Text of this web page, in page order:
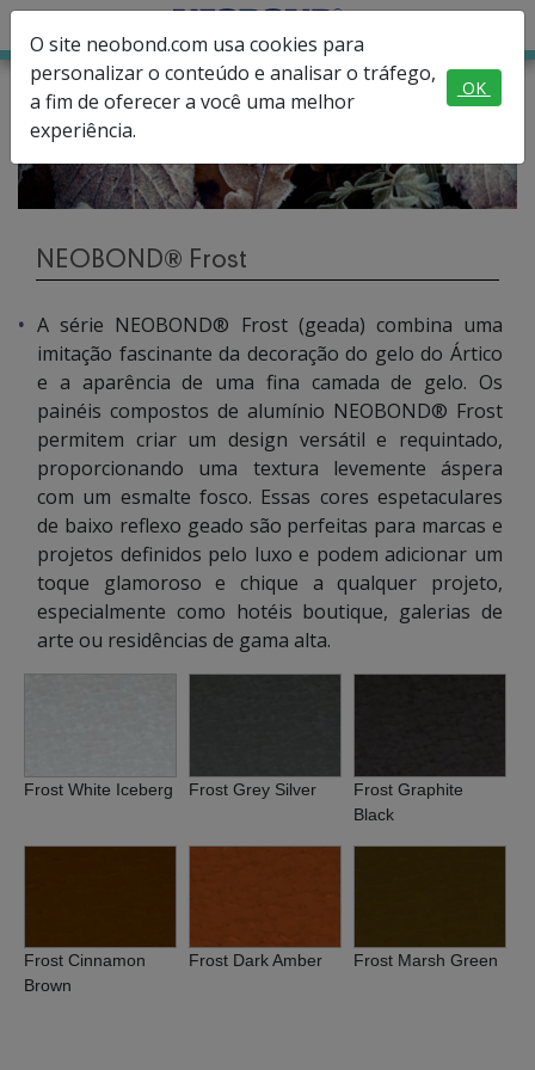
NEOBOND® Frost
A série NEOBOND® Frost (geada) combina uma
imitação fascinante da decoração do gelo do Ártico
e a aparência de uma fina camada de gelo. Os
painéis compostos de alumínio NEOBOND® Frost
permitem criar um design versátil e requintado,
proporcionando uma textura levemente áspera
com um esmalte fosco. Essas cores espetaculares
de baixo reflexo geado são perfeitas para marcas e
projetos definidos pelo luxo e podem adicionar um
toque glamoroso e chique a qualquer projeto,
especialmente como hotéis boutique, galerias de
arte ou residências de gama alta.
Frost White Iceberg Frost Grey Silver
Frost Graphite
Black
Frost Cinnamon
Brown
Frost Dark Amber Frost Marsh Green
O site neobond.com usa cookies para
personalizar o conteúdo e analisar o tráfego,
a fim de oferecer a você uma melhor
experiência.
OK